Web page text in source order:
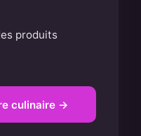
produits
culinaire →